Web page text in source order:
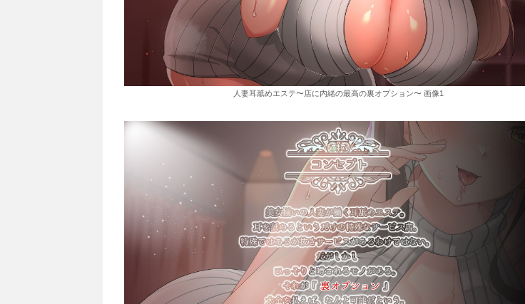
人妻耳舐めエステ〜店に内緒の最高の裏オプション〜 画像1